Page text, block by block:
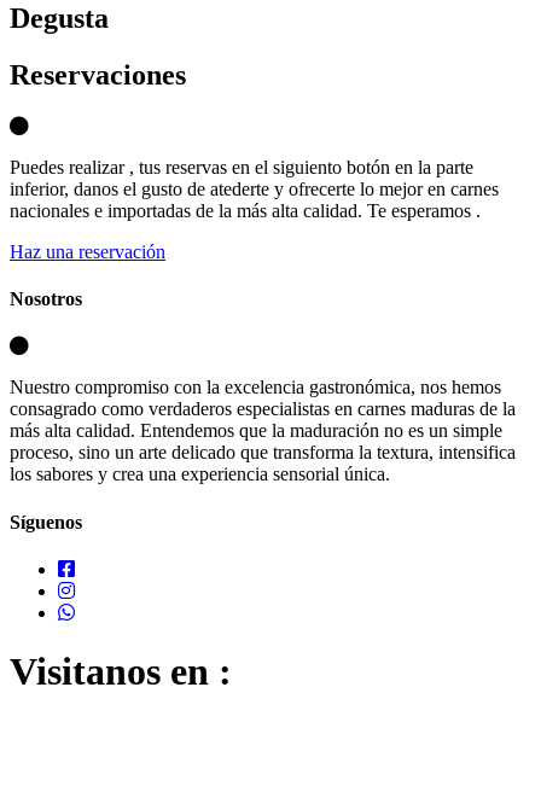
Degusta
Reservaciones
Puedes realizar , tus reservas en el siguiento botón en la parte
inferior, danos el gusto de atederte y ofrecerte lo mejor en carnes
nacionales e importadas de la más alta calidad. Te esperamos .
Haz una reservación
Nosotros
Nuestro compromiso con la excelencia gastronómica, nos hemos
consagrado como verdaderos especialistas en carnes maduras de la
más alta calidad. Entendemos que la maduración no es un simple
proceso, sino un arte delicado que transforma la textura, intensifica
los sabores y crea una experiencia sensorial única.
Síguenos
Visitanos en :